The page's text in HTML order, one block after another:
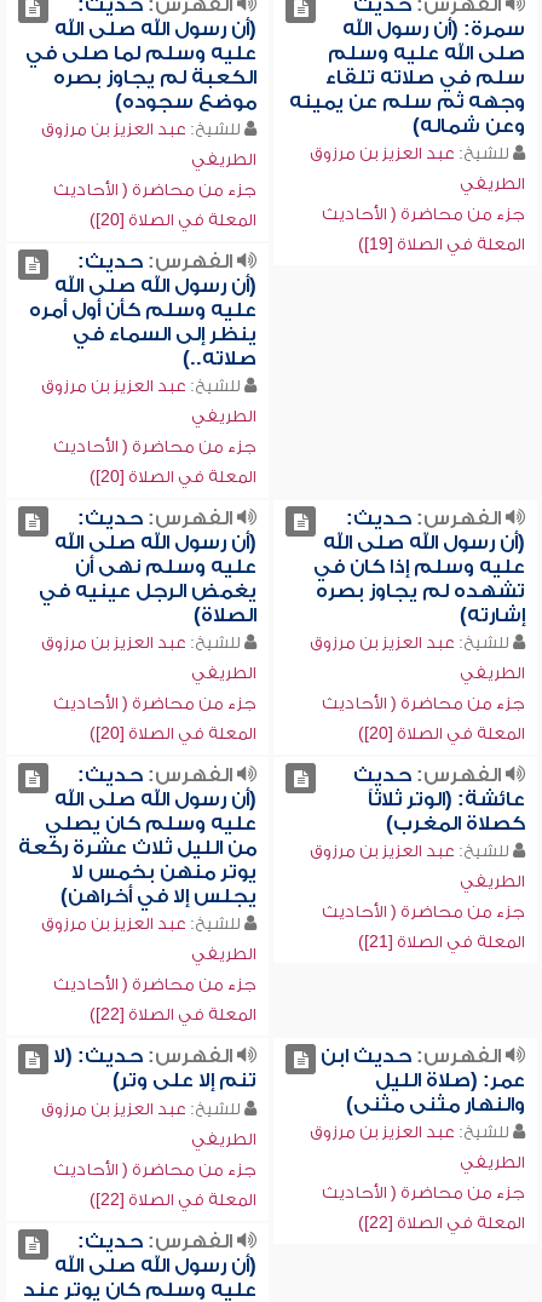
الفهرس:حديث
سمرة: (أن رسول الله
صلى الله عليه وسلم
سلم في صلاته تلقاء
وجهه ثم سلم عن يمينه
وعن شماله)
للشيخ: عبد العزيز بن مرزوق
الطريفي
جزء من محاضرة ( الأحاديث
المعلة في الصلاة [19])
الفهرس:حديث:
(أن رسول الله صلى الله
عليه وسلم لما صلى في
الكعبة لم يجاوز بصره
موضع سجوده)
للشيخ: عبد العزيز بن مرزوق
الطريفي
جزء من محاضرة ( الأحاديث
المعلة في الصلاة [20])
الفهرس:حديث:
(أن رسول الله صلى الله
عليه وسلم كأن أول أمره
ينظر إلى السماء في
صلاته..)
للشيخ: عبد العزيز بن مرزوق
الطريفي
جزء من محاضرة ( الأحاديث
المعلة في الصلاة [20])
الفهرس:حديث:
(أن رسول الله صلى الله
عليه وسلم إذا كان في
تشهده لم يجاوز بصره
إشارته)
للشيخ: عبد العزيز بن مرزوق
الطريفي
جزء من محاضرة ( الأحاديث
المعلة في الصلاة [20])
الفهرس:حديث:
(أن رسول الله صلى الله
عليه وسلم نهى أن
يغمض الرجل عينيه في
الصلاة)
للشيخ: عبد العزيز بن مرزوق
الطريفي
جزء من محاضرة ( الأحاديث
المعلة في الصلاة [20])
الفهرس:حديث
عائشة: (الوتر ثلاثاً
كصلاة المغرب)
للشيخ: عبد العزيز بن مرزوق
الطريفي
جزء من محاضرة ( الأحاديث
المعلة في الصلاة [21])
الفهرس:حديث:
(أن رسول الله صلى الله
عليه وسلم كان يصلي
من الليل ثلاث عشرة ركعة
يوتر منهن بخمس لا
يجلس إلا في أخراهن)
للشيخ: عبد العزيز بن مرزوق
الطريفي
جزء من محاضرة ( الأحاديث
المعلة في الصلاة [22])
الفهرس:حديث ابن
عمر: (صلاة الليل
والنهار مثنى مثنى)
للشيخ: عبد العزيز بن مرزوق
الطريفي
جزء من محاضرة ( الأحاديث
المعلة في الصلاة [22])
الفهرس:حديث: (لا
تنم إلا على وتر)
للشيخ: عبد العزيز بن مرزوق
الطريفي
جزء من محاضرة ( الأحاديث
المعلة في الصلاة [22])
الفهرس:حديث:
(أن رسول الله صلى الله
عليه وسلم كان يوتر عند